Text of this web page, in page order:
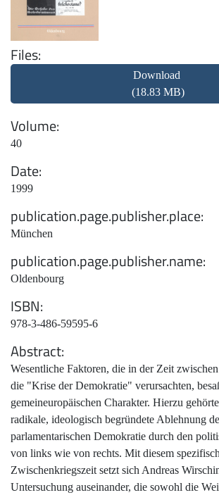
Files
Download
(18.83 MB)
Volume
40
Date
1999
publication.page.publisher.place
München
publication.page.publisher.name
Oldenbourg
ISBN
978-3-486-59595-6
Abstract
Wesentliche Faktoren, die in der Zeit
die "Krise der Demokratie" verursachten,
gemeineuropäischen Charakter. Hierzu
radikale, ideologisch begründete Ablehnung
parlamentarischen Demokratie durch den
von links wie von rechts. Mit diesem
Zwischenkriegszeit setzt sich Andreas
Untersuchung auseinander, die sowohl die